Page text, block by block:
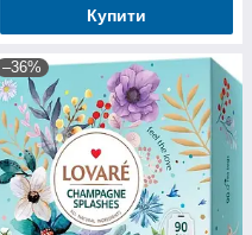
Купити
–36%